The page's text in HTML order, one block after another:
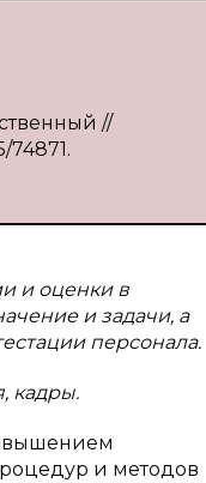
//
и оценки в
и задачи, а
персонала.
кадры.
и методов